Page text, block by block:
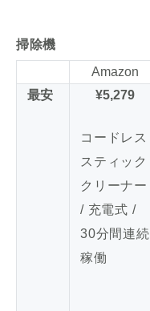
掃除機
Amazon
最安
¥5,279
コードレス
スティック
クリーナー
/ 充電式 /
30分間連続
稼働